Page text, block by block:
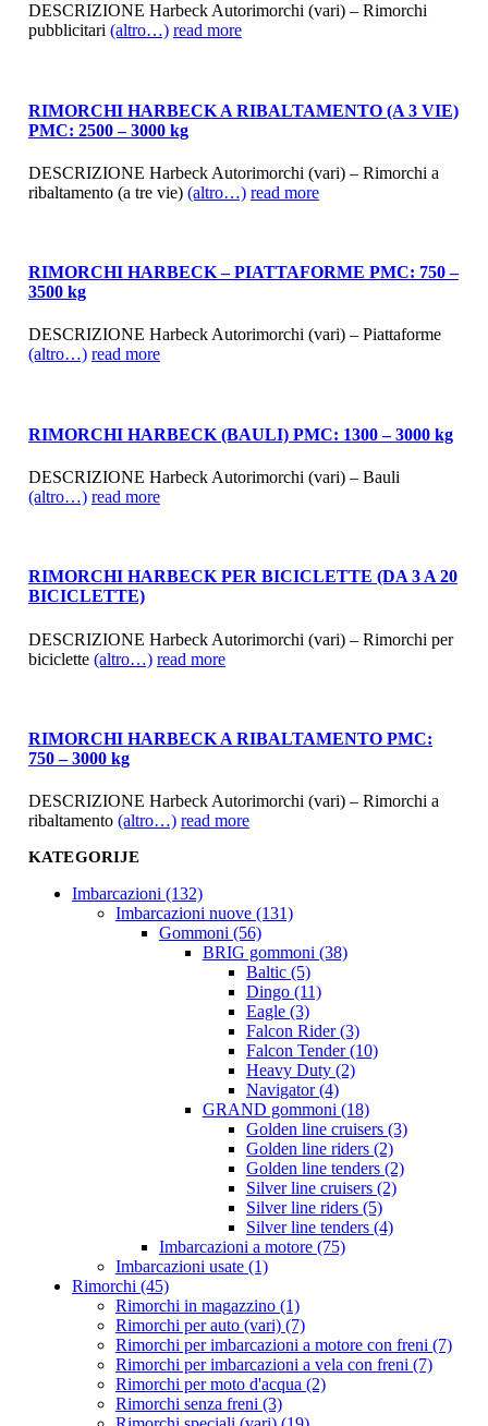
DESCRIZIONE Harbeck Autorimorchi (vari) – Rimorchi
pubblicitari (altro…) read more
RIMORCHI HARBECK A RIBALTAMENTO (A 3 VIE)
PMC: 2500 – 3000 kg
DESCRIZIONE Harbeck Autorimorchi (vari) – Rimorchi a
ribaltamento (a tre vie) (altro…) read more
RIMORCHI HARBECK – PIATTAFORME PMC: 750 –
3500 kg
DESCRIZIONE Harbeck Autorimorchi (vari) – Piattaforme
(altro…) read more
RIMORCHI HARBECK (BAULI) PMC: 1300 – 3000 kg
DESCRIZIONE Harbeck Autorimorchi (vari) – Bauli
(altro…) read more
RIMORCHI HARBECK PER BICICLETTE (DA 3 A 20
BICICLETTE)
DESCRIZIONE Harbeck Autorimorchi (vari) – Rimorchi per
biciclette (altro…) read more
RIMORCHI HARBECK A RIBALTAMENTO PMC:
750 – 3000 kg
DESCRIZIONE Harbeck Autorimorchi (vari) – Rimorchi a
ribaltamento (altro…) read more
KATEGORIJE
Imbarcazioni (132)
Imbarcazioni nuove (131)
Gommoni (56)
BRIG gommoni (38)
Baltic (5)
Dingo (11)
Eagle (3)
Falcon Rider (3)
Falcon Tender (10)
Heavy Duty (2)
Navigator (4)
GRAND gommoni (18)
Golden line cruisers (3)
Golden line riders (2)
Golden line tenders (2)
Silver line cruisers (2)
Silver line riders (5)
Silver line tenders (4)
Imbarcazioni a motore (75)
Imbarcazioni usate (1)
Rimorchi (45)
Rimorchi in magazzino (1)
Rimorchi per auto (vari) (7)
Rimorchi per imbarcazioni a motore con freni (7)
Rimorchi per imbarcazioni a vela con freni (7)
Rimorchi per moto d'acqua (2)
Rimorchi senza freni (3)